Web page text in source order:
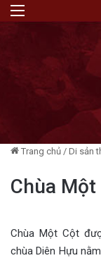
Trang chủ / Di sản
Chùa Một
Chùa Một Cột
chùa Diên Hựu